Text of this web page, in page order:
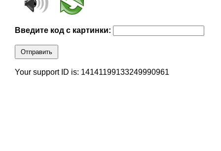
Введите код с картинки:
Отправить
Your support ID is: 14141199133249990961